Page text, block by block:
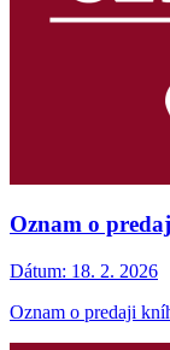
Oznam o
Dátum: 18. 2. 2026
Oznam o predaji